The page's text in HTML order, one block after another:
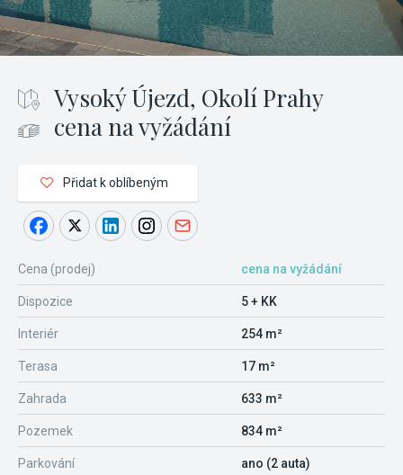
Vysoký Újezd, Okolí Prahy
cena na vyžádání
Přidat k oblíbeným
Cena (prodej) cena na vyžádání
Dispozice 5 + KK
Interiér 254 m²
Terasa 17 m²
Zahrada 633 m²
Pozemek 834 m²
Parkování ano (2 auta)